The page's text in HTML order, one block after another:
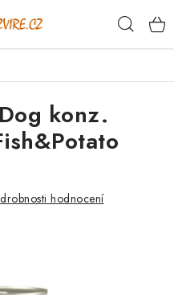
konz.
hodnocení